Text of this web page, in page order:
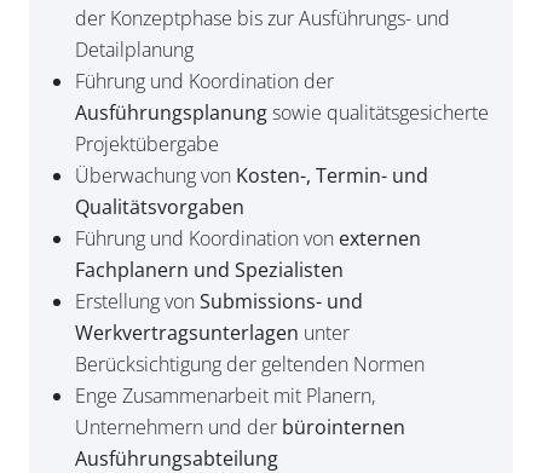
der Konzeptphase bis zur Ausführungs- und
Detailplanung
Führung und Koordination der
Ausführungsplanungsowie qualitätsgesicherte
Projektübergabe
Überwachung von Kosten-, Termin- und
Qualitätsvorgaben
Führung und Koordination von externen
Fachplanern und Spezialisten
Erstellung vonSubmissions- und
Werkvertragsunterlagen unter
Berücksichtigung der geltenden Normen
Enge Zusammenarbeit mit Planern,
Unternehmern und der bürointernen
Ausführungsabteilung